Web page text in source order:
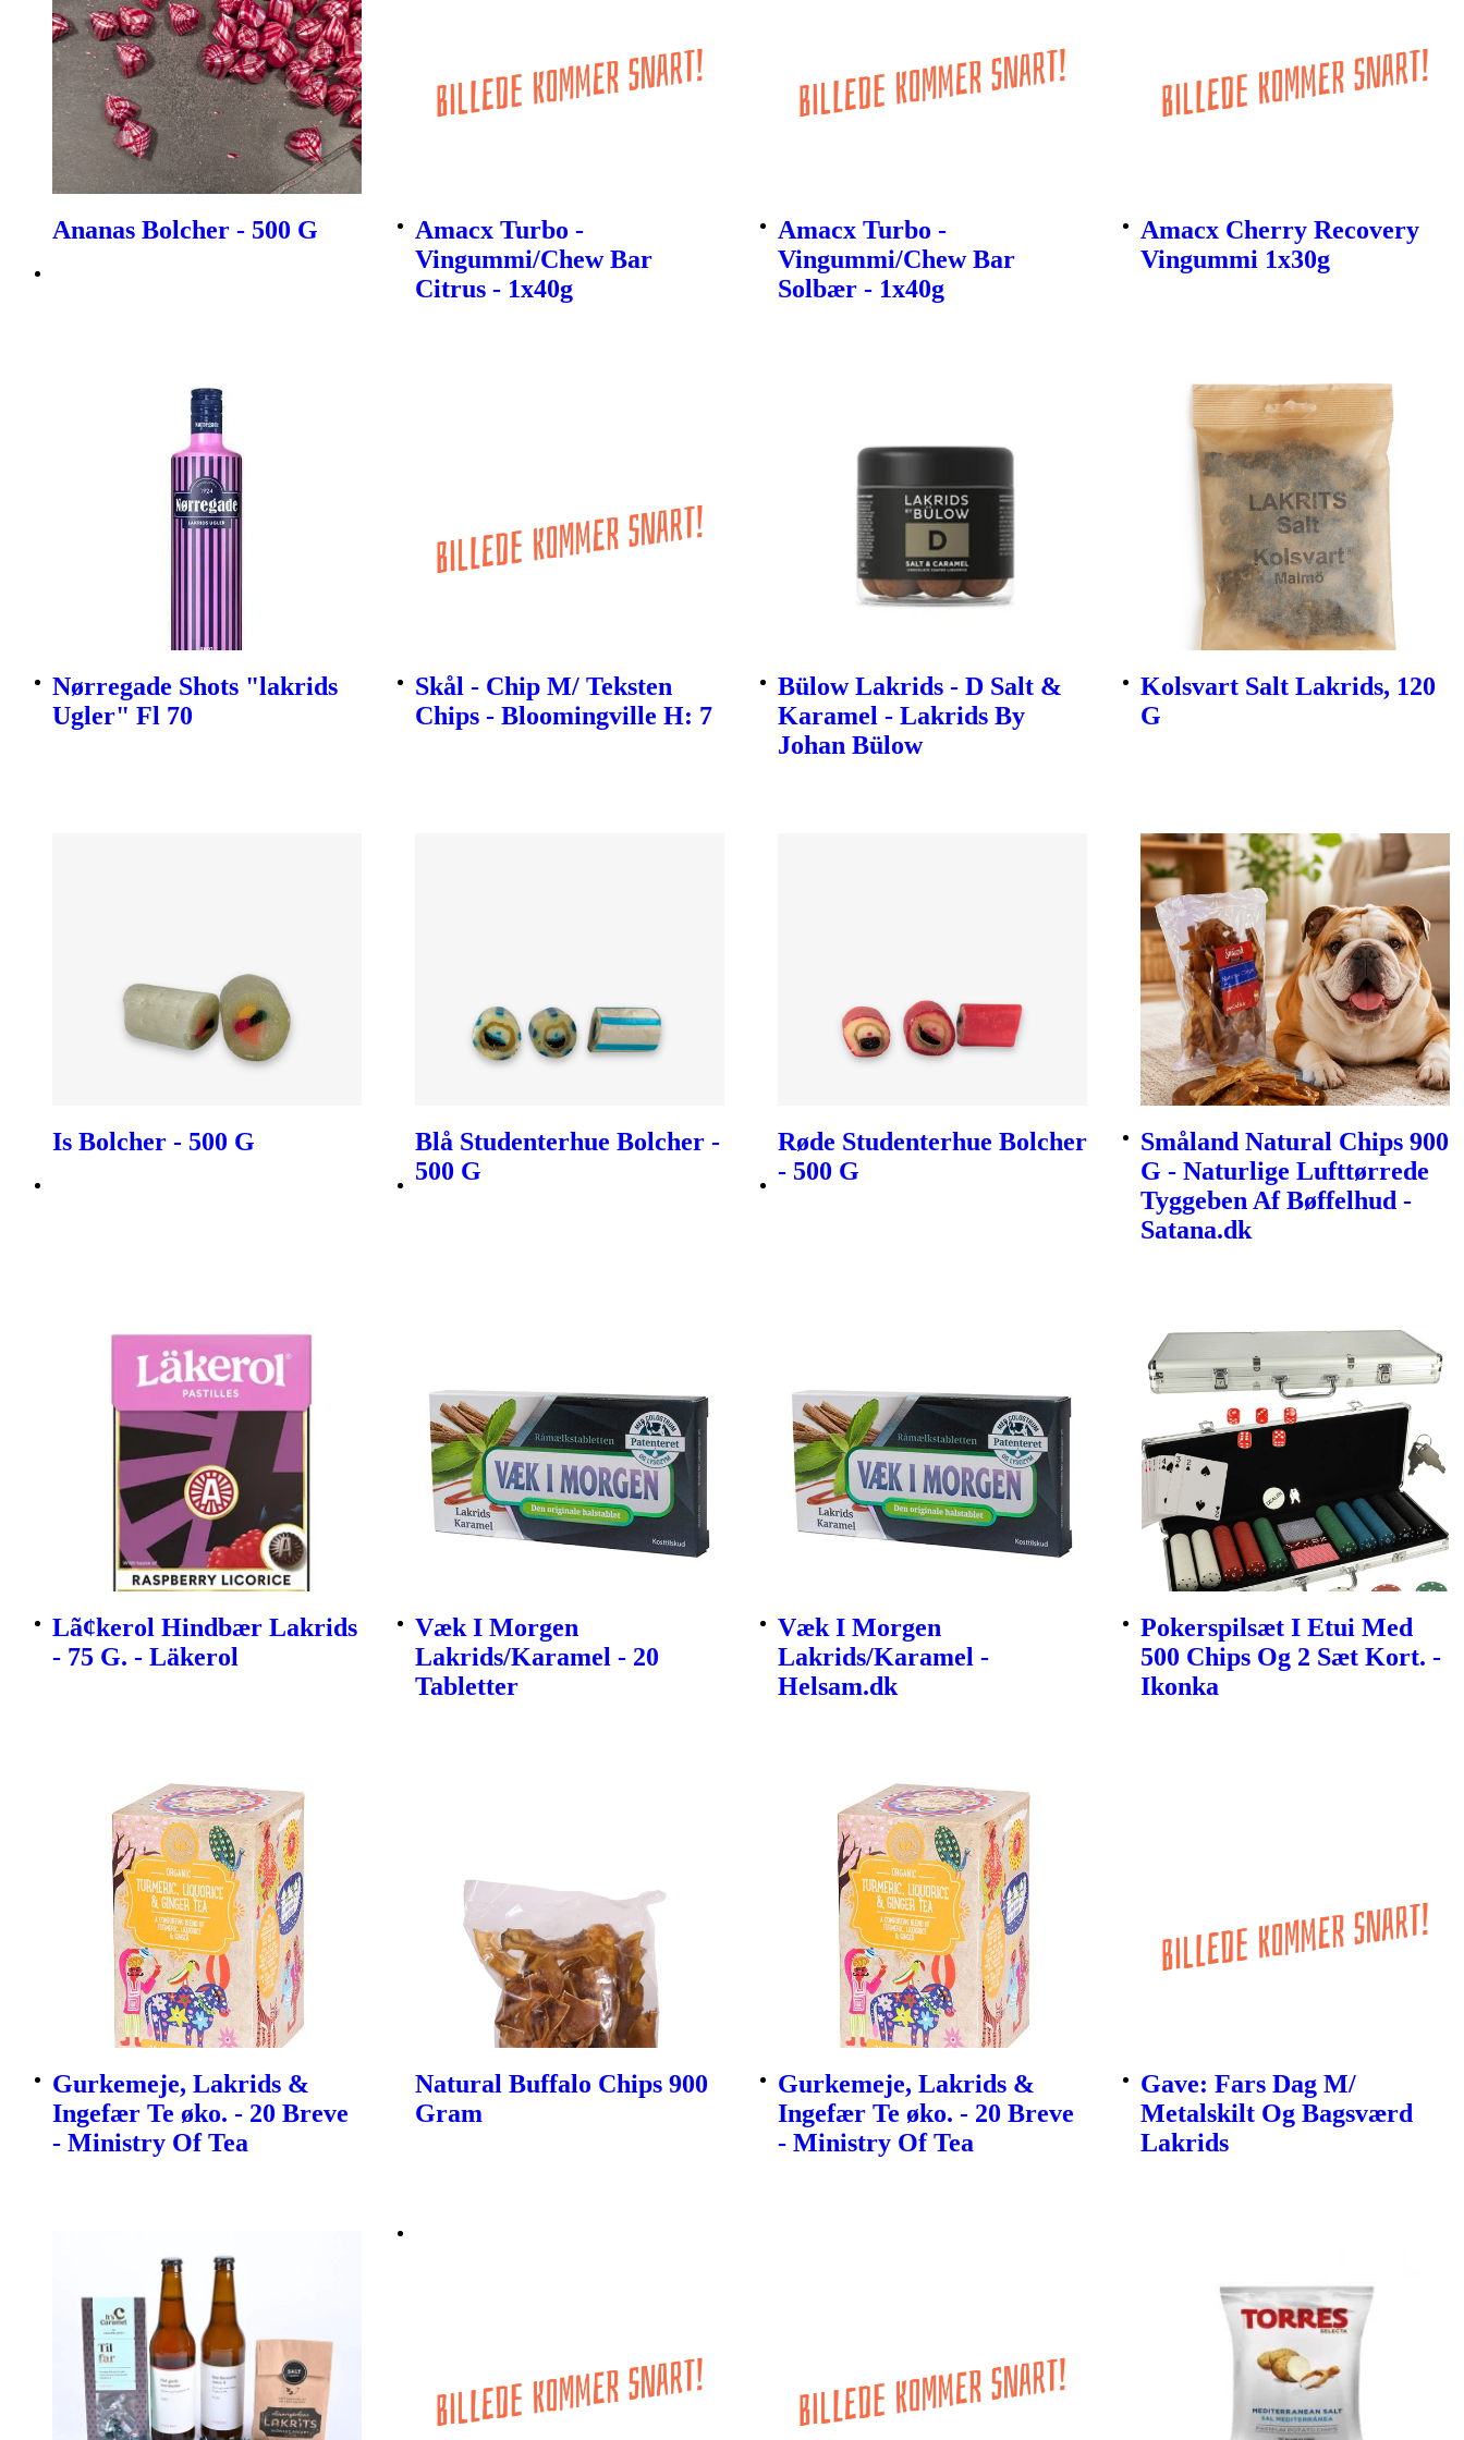
Ananas Bolcher - 500 G
Amacx Turbo -
Vingummi/Chew Bar
Citrus - 1x40g
Amacx Turbo -
Vingummi/Chew Bar
Solbær - 1x40g
Amacx Cherry Recovery
Vingummi 1x30g
Nørregade Shots "lakrids
Ugler" Fl 70
Skål - Chip M/ Teksten
Chips - Bloomingville H: 7
Bülow Lakrids - D Salt &
Karamel - Lakrids By
Johan Bülow
Kolsvart Salt Lakrids, 120
G
Is Bolcher - 500 G
Blå Studenterhue Bolcher -
500 G
Røde Studenterhue Bolcher
- 500 G
Småland Natural Chips 900
G - Naturlige Lufttørrede
Tyggeben Af Bøffelhud -
Satana.dk
Lã¢kerol Hindbær Lakrids
- 75 G. - Läkerol
Væk I Morgen
Lakrids/Karamel - 20
Tabletter
Væk I Morgen
Lakrids/Karamel -
Helsam.dk
Pokerspilsæt I Etui Med
500 Chips Og 2 Sæt Kort. -
Ikonka
Gurkemeje, Lakrids &
Ingefær Te øko. - 20 Breve
- Ministry Of Tea
Natural Buffalo Chips 900
Gram
Gurkemeje, Lakrids &
Ingefær Te øko. - 20 Breve
- Ministry Of Tea
Gave: Fars Dag M/
Metalskilt Og Bagsværd
Lakrids